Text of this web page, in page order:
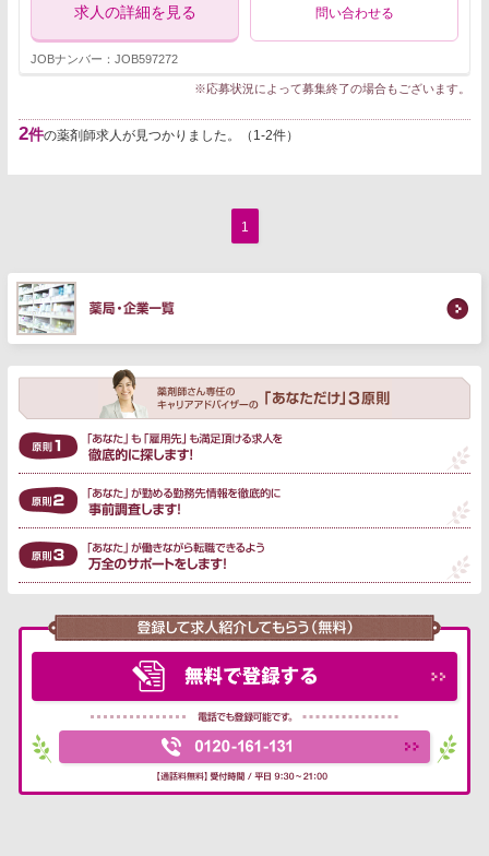
求人の詳細を見る 問い合わせる
JOBナンバー：JOB597272
※応募状況によって募集終了の場合もございます。
2件の薬剤師求人が見つかりました。（1-2件）
1